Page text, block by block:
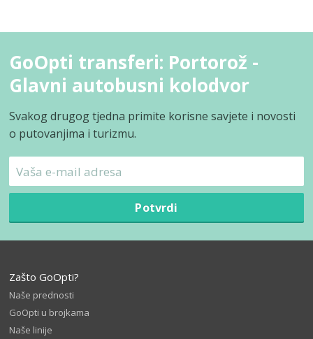
GoOpti transferi: Portorož -
Glavni autobusni kolodvor
Svakog drugog tjedna primite korisne savjete i novosti
o putovanjima i turizmu.
Potvrdi
Zašto GoOpti?
Naše prednosti
GoOpti u brojkama
Naše linije